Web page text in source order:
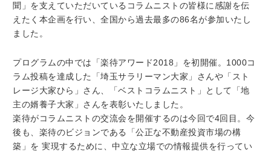
聞」を支えていただいているコラムニストの皆様に感謝を伝
えたく本企画を行い、全国から過去最多の86名が参加いたし
ました。
プログラムの中では「楽待アワード2018」を初開催。1000コ
ラム投稿を達成した「埼玉サラリーマン大家」さんや「スト
レージ大家ひら」さん、「ベストコラムニスト」として「地
主の婿養子大家」さんを表彰いたしました。
楽待がコラムニストの交流会を開催するのは今回で4回目。今
後も、楽待のビジョンである「公正な不動産投資市場の構
築」を 実現するために、中立な立場での情報提供を行ってい